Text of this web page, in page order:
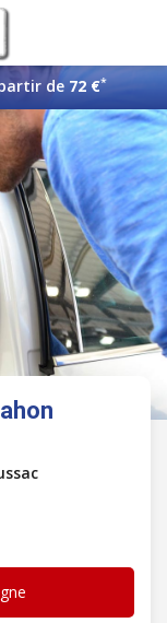
de 72 €*